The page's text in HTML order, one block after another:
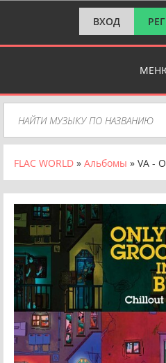
ВХОД
FLAC WORLD » Альбомы » VA - Only